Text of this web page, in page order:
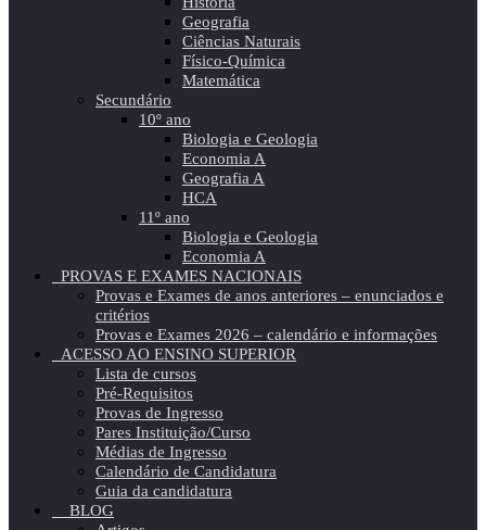
Geografia
Ciências Naturais
Físico-Química
Matemática
Secundário
10º ano
Biologia e Geologia
Economia A
Geografia A
HCA
11º ano
Biologia e Geologia
Economia A
PROVAS E EXAMES NACIONAIS
Provas e Exames de anos anteriores – enunciados e
critérios
Provas e Exames 2026 – calendário e informações
ACESSO AO ENSINO SUPERIOR
Lista de cursos
Pré-Requisitos
Provas de Ingresso
Pares Instituição/Curso
Médias de Ingresso
Calendário de Candidatura
Guia da candidatura
BLOG